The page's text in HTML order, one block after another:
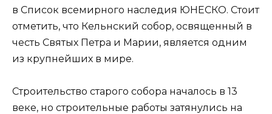
в Список всемирного наследия ЮНЕСКО. Стоит
отметить, что Кельнский собор, освященный в
честь Святых Петра и Марии, является одним
из крупнейших в мире.
Строительство старого собора началось в 13
веке, но строительные работы затянулись на